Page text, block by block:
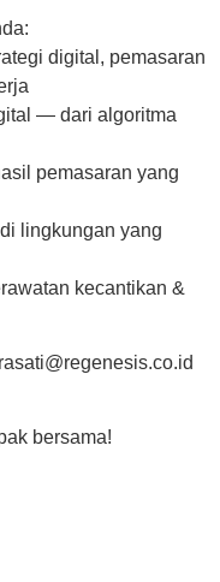
digital, pemasaran
— dari algoritma
pemasaran yang
lingkungan yang
kecantikan &
bersama!